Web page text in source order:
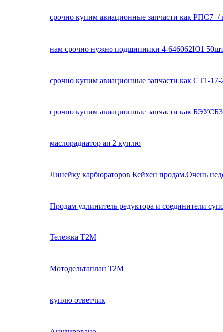
срочно купим авиационные запчасти как РПС7
нам срочно нужно подшипники 4-646062Ю1 50шт
срочно купим авиационные запчасти как СТ1-
срочно купим авиационные запчасти как
маслорадиатор ап 2 куплю
Линейку карбюраторов Кейхен продам.Очень
Продам удлинитель редуктора и соединители
Тележка Т2М
Мотодельтаплан Т2М
куплю ответчик